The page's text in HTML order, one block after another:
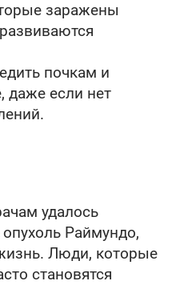
заражены
почкам и
даже если нет
удалось
Раймундо,
Люди, которые
становятся